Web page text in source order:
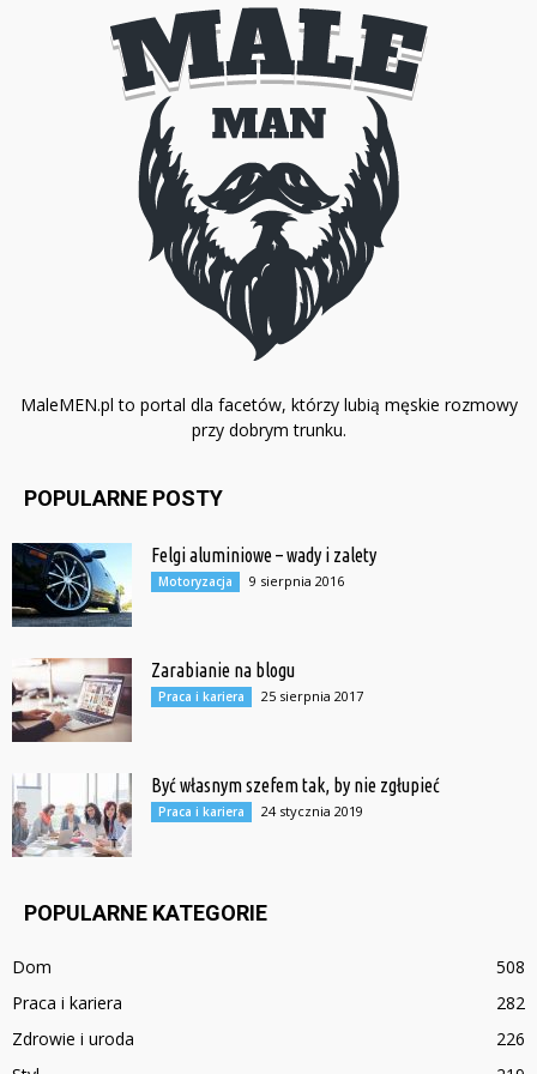
MaleMEN.pl to portal dla facetów, którzy lubią męskie rozmowy
przy dobrym trunku.
POPULARNE POSTY
Felgi aluminiowe – wady i zalety
Motoryzacja 9 sierpnia 2016
Zarabianie na blogu
Praca i kariera 25 sierpnia 2017
Być własnym szefem tak, by nie zgłupieć
Praca i kariera 24 stycznia 2019
POPULARNE KATEGORIE
Dom
508
Praca i kariera
282
Zdrowie i uroda
226